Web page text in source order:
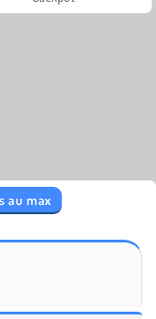
au max